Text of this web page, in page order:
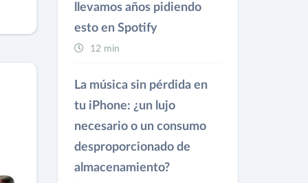
llevamos años pidiendo
esto en Spotify
12 min
La música sin pérdida en
tu iPhone: ¿un lujo
necesario o un consumo
desproporcionado de
almacenamiento?